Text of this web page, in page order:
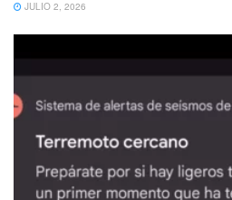
entusiastas del deporte en todo
JULIO 2, 2026